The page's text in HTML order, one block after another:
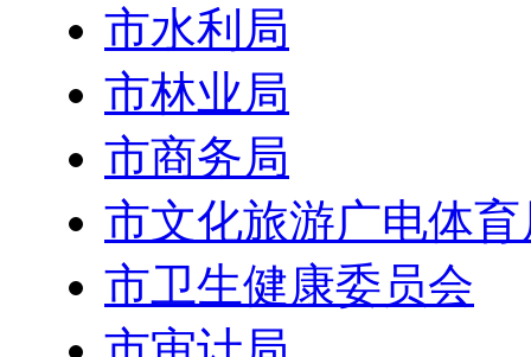
市水利局
市林业局
市商务局
市文化旅游广电体育
市卫生健康委员会